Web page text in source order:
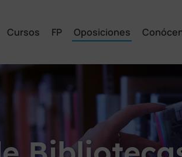
Cursos FP Oposiciones